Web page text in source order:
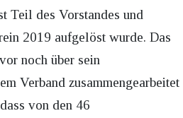
Teil des Vorstandes und
2019 aufgelöst wurde. Das
noch über sein
Verband zusammengearbeitet
von den 46